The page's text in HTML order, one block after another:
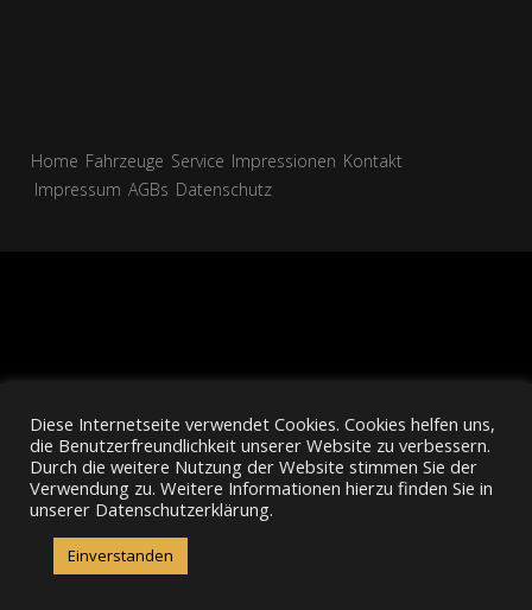
Home Fahrzeuge Service Impressionen Kontakt
Impressum AGBs Datenschutz
Diese Internetseite verwendet Cookies. Cookies helfen uns,
die Benutzerfreundlichkeit unserer Website zu verbessern.
Durch die weitere Nutzung der Website stimmen Sie der
Verwendung zu. Weitere Informationen hierzu finden Sie in
unserer Datenschutzerklärung.
Einverstanden